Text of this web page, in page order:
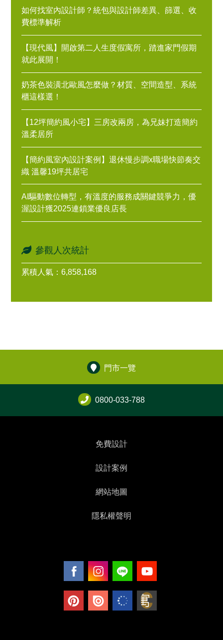
如何找室內設計師？統包與設計師差異、篩選、收
費標準解析
【現代風】開啟第二人生度假寓所，踏進家門假期
就此展開！
奶茶色裝潢北歐風怎麼做？材質、空間造型、系統
櫃這樣選！
【12坪簡約風小宅】三房改兩房，為兄妹打造簡約
溫柔居所
【簡約風室內設計案例】退休慢步調x職場快節奏交
織 溫馨19坪共居宅
AI驅動數位轉型，有溫度的服務成關鍵競爭力，優
渥設計獲2025連鎖業優良店長
參觀人次統計
累積人氣：6,858,168
門市一覽
0800-033-788
免費設計
設計案例
網站地圖
隱私權聲明